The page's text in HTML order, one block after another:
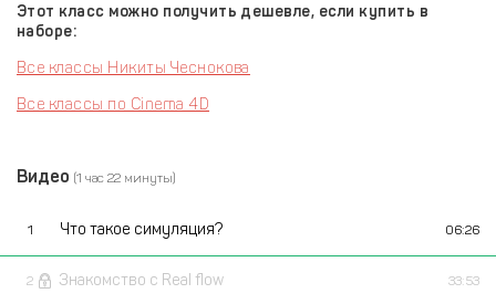
Этот класс можно получить дешевле, если купить в
наборе:
Все классы Никиты Чеснокова
Все классы по Cinema 4D
Видео (1 час 22 минуты)
1 Что такое симуляция? 06:26
2 Знакомство с Real flow 33:53